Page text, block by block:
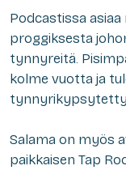
Podcastissa
proggiksesta
tynnyreitä.
kolme vuotta ja
Salama on myös
paikkaisen Tap